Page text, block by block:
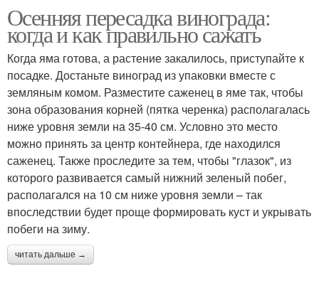
Осенняя пересадка винограда:
когда и как правильно сажать
Когда яма готова, а растение закалилось, приступайте к
посадке. Достаньте виноград из упаковки вместе с
земляным комом. Разместите саженец в яме так, чтобы
зона образования корней (пятка черенка) располагалась
ниже уровня земли на 35-40 см. Условно это место
можно принять за центр контейнера, где находился
саженец. Также проследите за тем, чтобы "глазок", из
которого развивается самый нижний зеленый побег,
располагался на 10 см ниже уровня земли – так
впоследствии будет проще формировать куст и укрывать
побеги на зиму.
читать дальше →